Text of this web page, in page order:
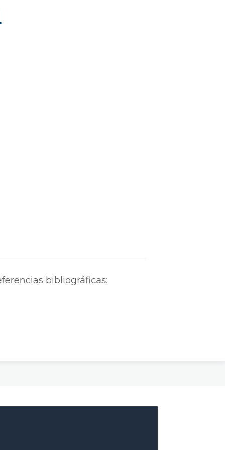
bibliográficas: